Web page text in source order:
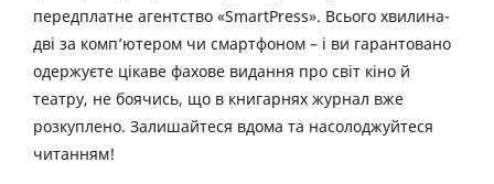
передплатне агентство «SmartPress». Всього хвилина-
дві за комп’ютером чи смартфоном – і ви гарантовано
одержуєте цікаве фахове видання про світ кіно й
театру, не боячись, що в книгарнях журнал вже
розкуплено. Залишайтеся вдома та насолоджуйтеся
читанням!